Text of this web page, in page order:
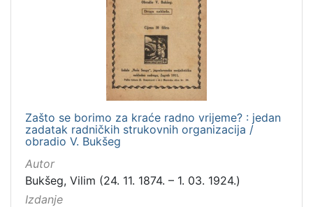
Zašto se borimo za kraće radno vrijeme? : jedan
zadatak radničkih strukovnih organizacija /
obradio V. Bukšeg
Autor
Bukšeg, Vilim (24. 11. 1874. – 1. 03. 1924.)
Izdanje